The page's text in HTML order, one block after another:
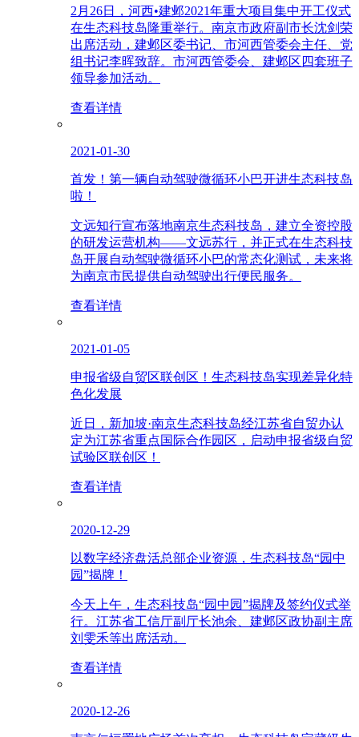
2月26日，河西•建邺2021年重大项目集中开工仪式
在生态科技岛隆重举行。南京市政府副市长沈剑荣
出席活动，建邺区委书记、市河西管委会主任、党
组书记李晖致辞。市河西管委会、建邺区四套班子
领导参加活动。
查看详情
2021-01-30
首发！第一辆自动驾驶微循环小巴开进生态科技岛
啦！
文远知行宣布落地南京生态科技岛，建立全资控股
的研发运营机构——文远苏行，并正式在生态科技
岛开展自动驾驶微循环小巴的常态化测试，未来将
为南京市民提供自动驾驶出行便民服务。
查看详情
2021-01-05
申报省级自贸区联创区！生态科技岛实现差异化特
色化发展
近日，新加坡·南京生态科技岛经江苏省自贸办认
定为江苏省重点国际合作园区，启动申报省级自贸
试验区联创区！
查看详情
2020-12-29
以数字经济盘活总部企业资源，生态科技岛“园中
园”揭牌！
今天上午，生态科技岛“园中园”揭牌及签约仪式举
行。江苏省工信厅副厅长池余、建邺区政协副主席
刘雯禾等出席活动。
查看详情
2020-12-26